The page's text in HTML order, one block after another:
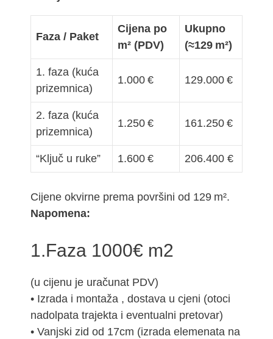
Faza / Paket
Cijena po
m² (PDV)
Ukupno
(≈129 m²)
1. faza (kuća
prizemnica)
1.000 € 129.000 €
2. faza (kuća
prizemnica)
1.250 € 161.250 €
“Ključ u ruke” 1.600 € 206.400 €
Cijene okvirne prema površini od 129 m².
Napomena:
1.Faza 1000€ m2
(u cijenu je uračunat PDV)
• Izrada i montaža , dostava u cjeni (otoci
nadolpata trajekta i eventualni pretovar)
• Vanjski zid od 17cm (izrada elemenata na